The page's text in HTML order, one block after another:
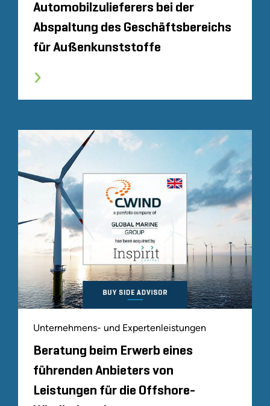
Automobilzulieferers bei der
Abspaltung des Geschäftsbereichs
für Außenkunststoffe
Unternehmens- und Expertenleistungen
Beratung beim Erwerb eines
führenden Anbieters von
Leistungen für die Offshore-